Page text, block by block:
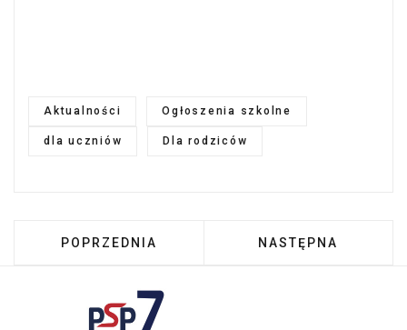
Aktualności Ogłoszenia szkolne
dla uczniów Dla rodziców
POPRZEDNIA STRONA: SZKOLNY ZESTAW
POPRZEDNIA NASTĘPNA
NASTĘPNA